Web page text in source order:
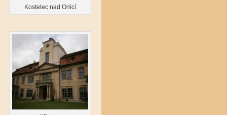
Kostelec nad Orlicí